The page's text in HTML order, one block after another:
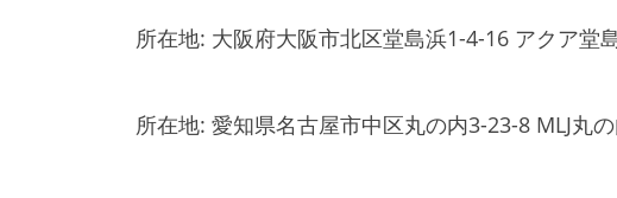
所在地: 大阪府大阪市北区堂島浜1-4-16 アクア堂
所在地: 愛知県名古屋市中区丸の内3-23-8 MLJ丸